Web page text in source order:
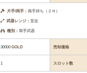
片手/両手： 両手持ち（２Ｈ）
武器レンジ：至近
種別： 両手武器
30000GOLD 売却価格
1 スロット数